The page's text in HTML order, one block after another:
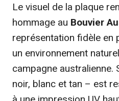
Le visuel de la plaque
hommage au Bouvier
représentation fidèle en
un environnement
campagne australienne.
noir, blanc et tan – est